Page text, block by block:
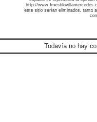
http://
este sitio serían eliminados, tanto
Todavía no hay